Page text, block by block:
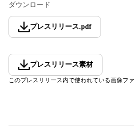
ダウンロード
プレスリリース.pdf
プレスリリース素材
このプレスリリース内で使われている画像フ